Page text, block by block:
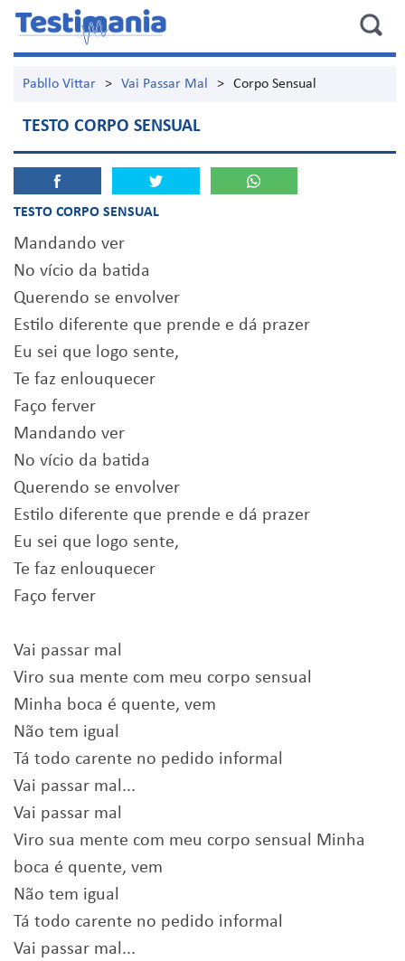
Pabllo Vittar > Vai Passar Mal > Corpo Sensual
TESTO CORPO SENSUAL
TESTO CORPO SENSUAL
Mandando ver
No vício da batida
Querendo se envolver
Estilo diferente que prende e dá prazer
Eu sei que logo sente,
Te faz enlouquecer
Faço ferver
Mandando ver
No vício da batida
Querendo se envolver
Estilo diferente que prende e dá prazer
Eu sei que logo sente,
Te faz enlouquecer
Faço ferver
Vai passar mal
Viro sua mente com meu corpo sensual
Minha boca é quente, vem
Não tem igual
Tá todo carente no pedido informal
Vai passar mal...
Vai passar mal
Viro sua mente com meu corpo sensual Minha
boca é quente, vem
Não tem igual
Tá todo carente no pedido informal
Vai passar mal...